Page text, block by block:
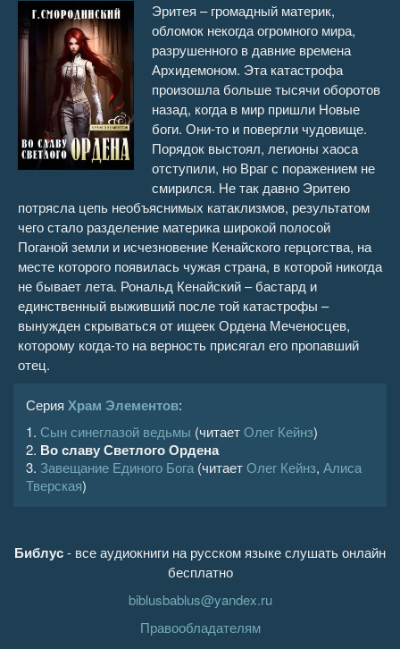
Эритея – громадный материк,
обломок некогда огромного мира,
разрушенного в давние времена
Архидемоном. Эта катастрофа
произошла больше тысячи оборотов
назад, когда в мир пришли Новые
боги. Они-то и повергли чудовище.
Порядок выстоял, легионы хаоса
отступили, но Враг с поражением не
смирился. Не так давно Эритею
потрясла цепь необъяснимых катаклизмов, результатом
чего стало разделение материка широкой полосой
Поганой земли и исчезновение Кенайского герцогства, на
месте которого появилась чужая страна, в которой никогда
не бывает лета. Рональд Кенайский – бастард и
единственный выживший после той катастрофы –
вынужден скрываться от ищеек Ордена Меченосцев,
которому когда-то на верность присягал его пропавший
отец.
Серия Храм Элементов:
1. Сын синеглазой ведьмы (читаетОлег Кейнз)
2. Во славу Светлого Ордена
3. Завещание Единого Бога (читаетОлег Кейнз, Алиса
Тверская)
Библус- все аудиокниги на русском языке слушать онлайн
бесплатно
biblusbablus@yandex.ru
Правообладателям